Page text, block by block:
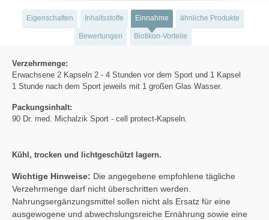
Eigenschaften Inhaltsstoffe Einnahme ähnliche Produkte
Bewertungen Biotikon-Vorteile
Verzehrmenge:
Erwachsene 2 Kapseln 2 - 4 Stunden vor dem Sport und 1 Kapsel
1 Stunde nach dem Sport jeweils mit 1 großen Glas Wasser.
Packungsinhalt:
90 Dr. med. Michalzik Sport - cell protect-Kapseln.
Kühl, trocken und lichtgeschützt lagern.
Wichtige Hinweise: Die angegebene empfohlene tägliche
Verzehrmenge darf nicht überschritten werden.
Nahrungsergänzungsmittel sollen nicht als Ersatz für eine
ausgewogene und abwechslungsreiche Ernährung sowie eine